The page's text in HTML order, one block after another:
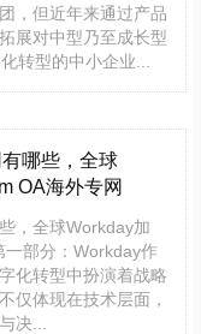
，但近年来通过产品
展对中型乃至成长型
转型的中小企业...
哪些，全球
OA海外专网
，全球Workday加
部分：Workday作
化转型中扮演着战略
仅体现在技术层面，
决...